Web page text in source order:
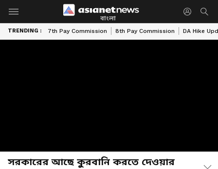
বাংলা
TRENDING : 7th Pay Commission 8th Pay Commission DA Hike
সরকারের আছে কুরবানি করতে দেওয়ার